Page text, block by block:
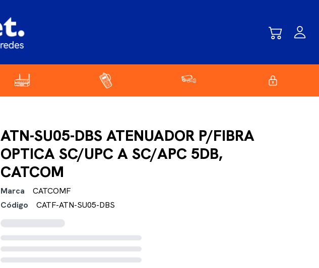
ATN-SU05-DBS ATENUADOR P/FIBRA
OPTICA SC/UPC A SC/APC 5DB,
CATCOM
Marca
CATCOMF
Código
CATF-ATN-SU05-DBS